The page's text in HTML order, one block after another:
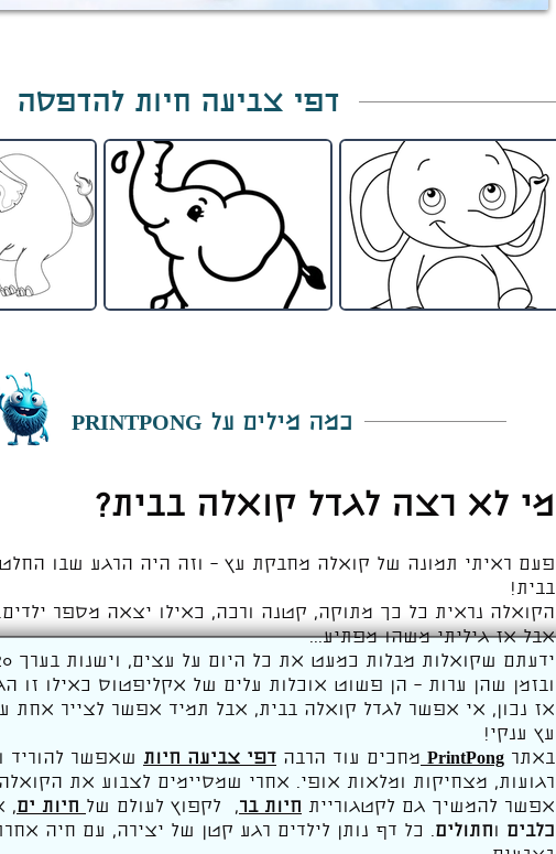
כמה מילים על PRINTPONG
מי לא רצה לגדל קואלה בבית?
פעם ראיתי תמונה של קואלה מחבקת עץ – וזה היה הרגע שבו
בבית!
הקואלה נראית כל כך מתוקה, קטנה ורכה, כאילו יצאה מספר ילדים.
אבל אז גיליתי משהו מפתיע...
ידעתם שקואלות מבלות כמעט את כל היום על עצים, וישנות בערך 20 שעות ביממה?
ובזמן שהן ערות – הן פשוט אוכלות עלים של אקליפטוס כאילו זו
אז נכון, אי אפשר לגדל קואלה בבית, אבל תמיד אפשר לצייר אחת עם
עץ ענקי!
באתר PrintPong מחכים עוד הרבה דפי צביעה חיות שאפשר להוריד
רגועות, מצחיקות ומלאות אופי. אחרי שמסיימים לצבוע את
אפשר להמשיך גם לקטגוריית חיות בר, לקפוץ לעולם של חיות ים,
כלבים וחתולים. כל דף נותן לילדים רגע קטן של יצירה, עם חיה